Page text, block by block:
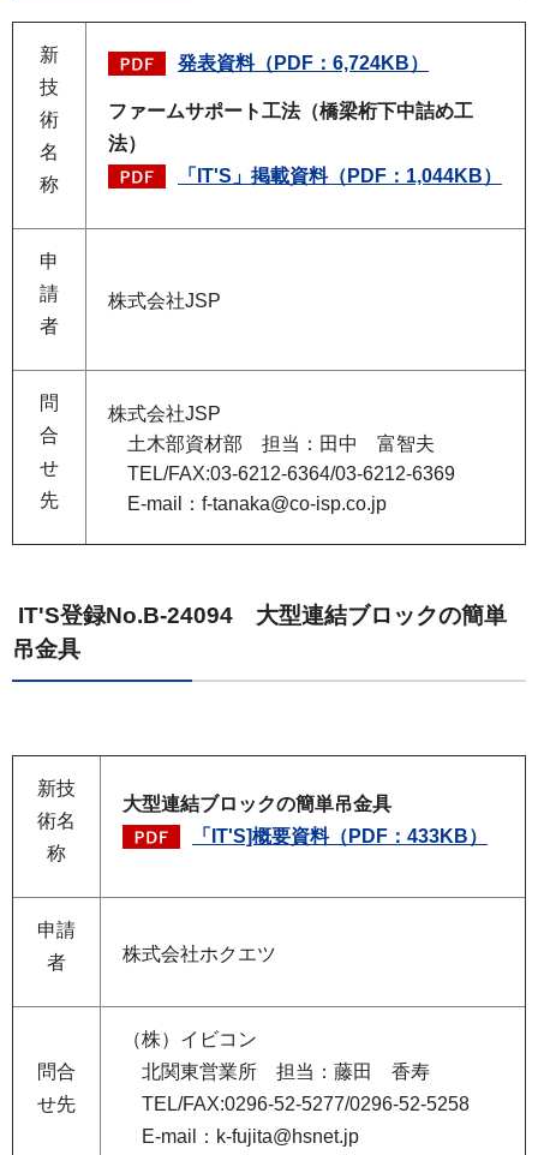
新
技
術
名
称
発表資料（PDF：6,724KB）
ファームサポート工法（橋梁桁下中詰め工
法）
「IT'S」掲載資料（PDF：1,044KB）
申
請
者
株式会社JSP
問
合
せ
先
株式会社JSP
土木部資材部 担当：田中 富智夫
TEL/FAX:03-6212-6364/03-6212-6369
E-mail：f-tanaka@co-isp.co.jp
IT'S登録No.B-24094 大型連結ブロックの簡単
吊金具
新技
術名
称
大型連結ブロックの簡単吊金具
「IT'S]概要資料（PDF：433KB）
申請
者
株式会社ホクエツ
問合
せ先
（株）イビコン
北関東営業所 担当：藤田 香寿
TEL/FAX:0296-52-5277/0296-52-5258
E-mail：k-fujita@hsnet.jp